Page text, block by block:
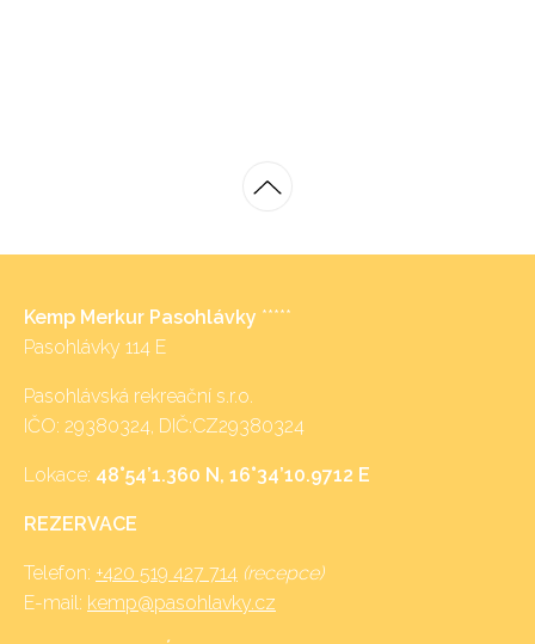
Kemp Merkur Pasohlávky *****
Pasohlávky 114 E
Pasohlávská rekreační s.r.o.
IČO: 29380324, DIČ:CZ29380324
Lokace: 48°54’1.360 N, 16°34’10.9712 E
REZERVACE
Telefon: +420 519 427 714 (recepce)
E-mail: kemp@pasohlavky.cz